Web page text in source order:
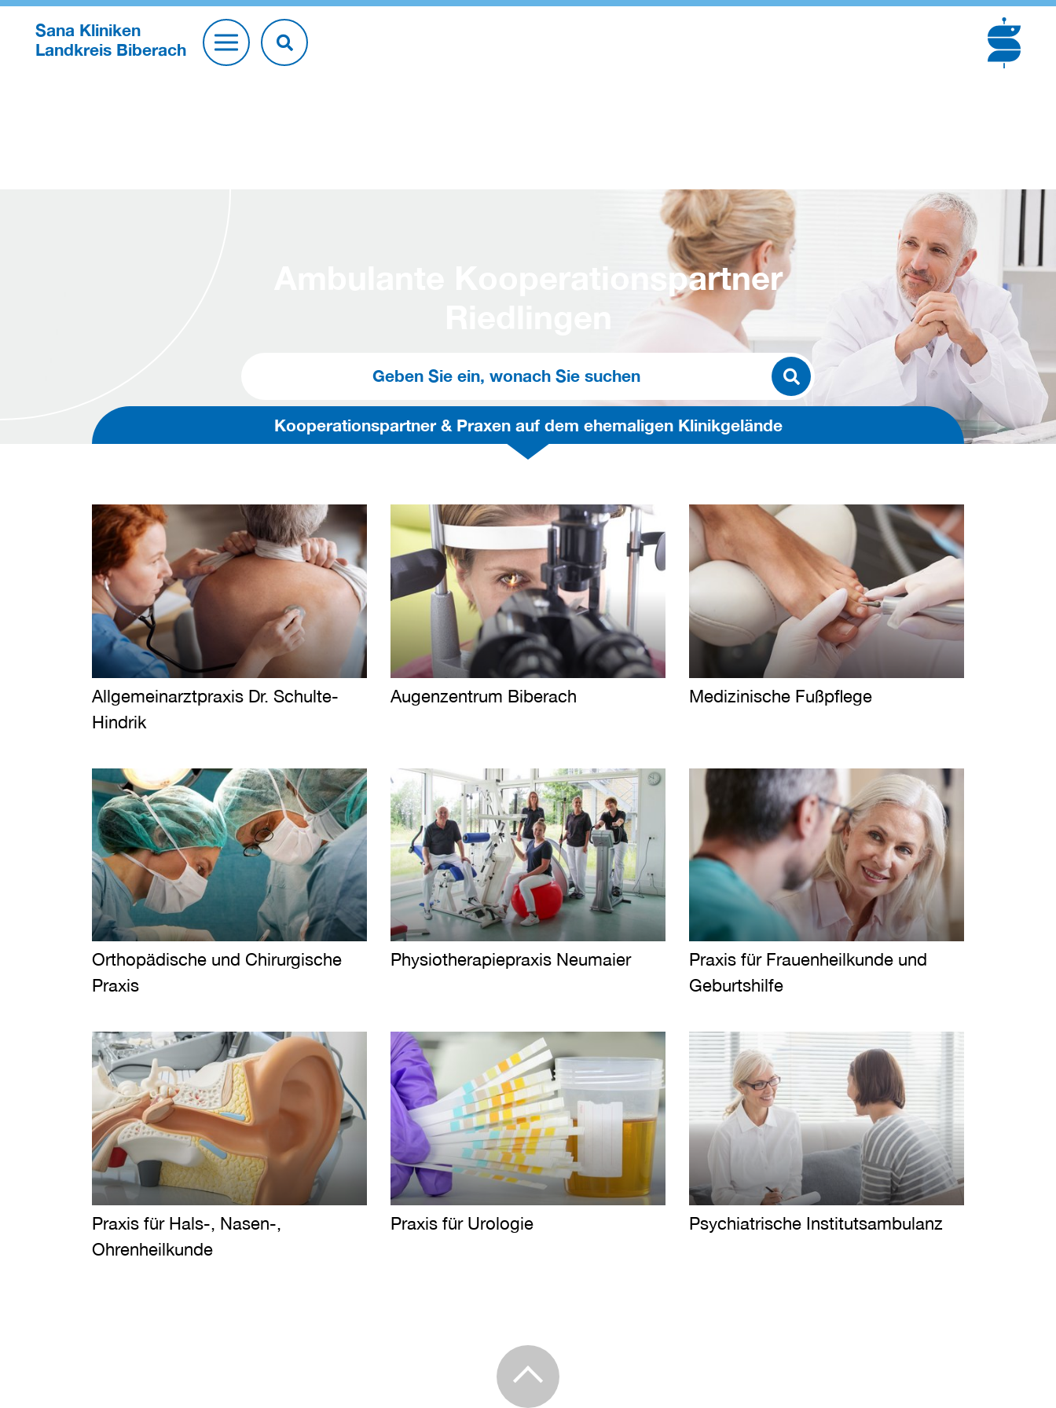
Sana Kliniken
Landkreis Biberach
Ambulante Kooperationspartner
Kooperationspartner & Praxen auf dem ehemaligen Klinikgelände
Allgemeinarztpraxis Dr. Schulte-
Hindrik
Augenzentrum Biberach Medizinische Fußpflege
Orthopädische und Chirurgische
Praxis
Physiotherapiepraxis Neumaier
Praxis für Frauenheilkunde und
Geburtshilfe
Praxis für Hals-, Nasen-,
Ohrenheilkunde
Praxis für Urologie Psychiatrische Institutsambulanz